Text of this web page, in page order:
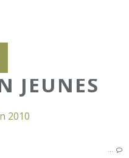
JEUNES
2010
…